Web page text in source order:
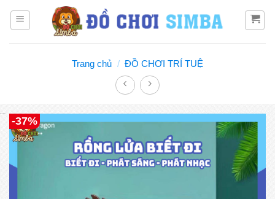
Trang chủ / ĐỒ CHƠI TRÍ TUỆ
-37%